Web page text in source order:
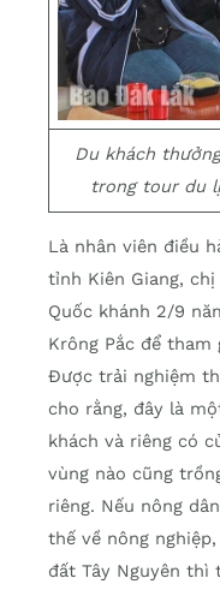
Du khách
trong tour du
Là nhân viên điều
tỉnh Kiên Giang,
Quốc khánh 2/9
Krông Pắc để tham
Được trải nghiệm
cho rằng, đây là
khách và riêng có
vùng nào cũng
riêng. Nếu nông
thế về nông
đất Tây Nguyên thì